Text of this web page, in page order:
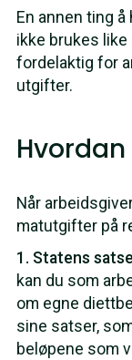
En annen ting
ikke brukes
fordelaktig for
utgifter.
Når
matutgifter på
1. Statens
kan du som
om egne
sine satser,
beløpene som